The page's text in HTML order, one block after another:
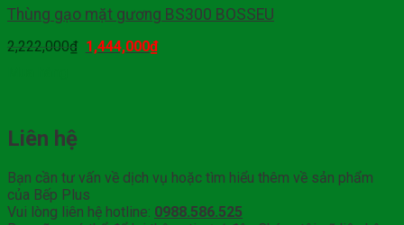
Thùng gạo mặt gương BS300 BOSSEU
2,222,000₫ 1,444,000₫
Liên hệ
Bạn cần tư vấn về dịch vụ hoặc tìm hiểu thêm về sản phẩm
của Bếp Plus
Vui lòng liên hệ hotline: 0988.586.525